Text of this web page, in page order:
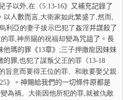
子以外,在《5:13-16》又補充記錄了
以人數而言,大衛家如此繁盛了,然而,
利亞的妻子拔示巴犯了姦淫并謀殺了
罪,神所賜的祝福却變為咒詛了。長
他瑪的罪《13章》 ;三子押撒龍 因妹妹
的罪,也犯了謀叛父王的罪《13-18
旨意而要得王位的罪、和敢要娶父親
》。神賜給我們的一切條件原都是
為禍。大衛因他所犯的罪,就被仇敵